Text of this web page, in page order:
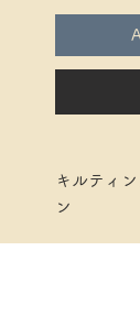
キルティ
ン